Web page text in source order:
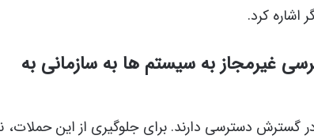
اشاره کرد.
غیرمجاز به سیستم ها به سازمانی به
دسترسی دارند. برای جلوگیری از این حملات،